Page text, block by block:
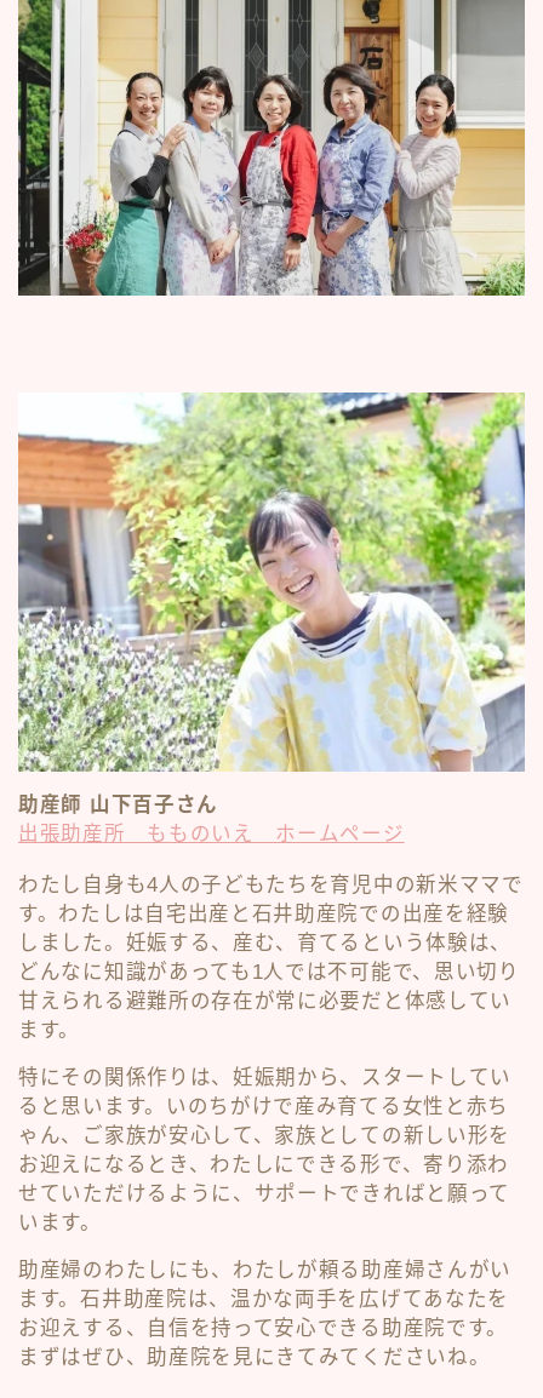
助産師 山下百子さん
出張助産所 もものいえ ホームページ
わたし自身も4人の子どもたちを育児中の新米ママで
す。わたしは自宅出産と石井助産院での出産を経験
しました。妊娠する、産む、育てるという体験は、
どんなに知識があっても1人では不可能で、思い切り
甘えられる避難所の存在が常に必要だと体感してい
ます。
特にその関係作りは、妊娠期から、スタートしてい
ると思います。いのちがけで産み育てる女性と赤ち
ゃん、ご家族が安心して、家族としての新しい形を
お迎えになるとき、わたしにできる形で、寄り添わ
せていただけるように、サポートできればと願って
います。
助産婦のわたしにも、わたしが頼る助産婦さんがい
ます。石井助産院は、温かな両手を広げてあなたを
お迎えする、自信を持って安心できる助産院です。
まずはぜひ、助産院を見にきてみてくださいね。